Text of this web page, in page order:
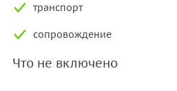
транспорт
сопровождение
Что не включено